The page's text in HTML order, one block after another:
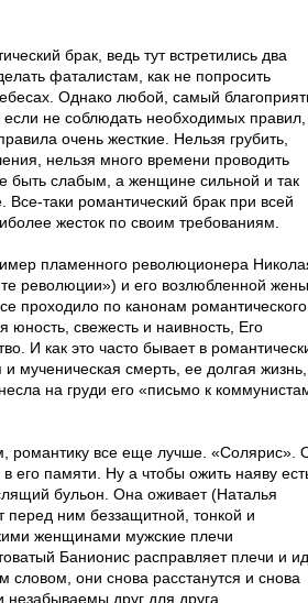
брак, ведь тут встретились два
фаталистам, как не попросить
Однако любой, самый
не соблюдать необходимых правил,
очень жесткие. Нельзя грубить,
нельзя много времени проводить
быть слабым, а женщине сильной и так
таки романтический брак при всей
жесток по своим требованиям.
пламенного революционера
революции») и его возлюбленной жены
проходило по канонам романтического
юность, свежесть и наивность, Его
И как это часто бывает в
мученическая смерть, ее долгая жизнь,
на груди его «письмо к
романтику все еще лучше. «Солярис».
памяти. Ну а чтобы ожить наяву
бульон. Она оживает (Наталья
перед ним беззащитной, тонкой и
женщинами мужские плечи
Банионис расправляет плечи и
они снова расстанутся и снова
друг для друга.